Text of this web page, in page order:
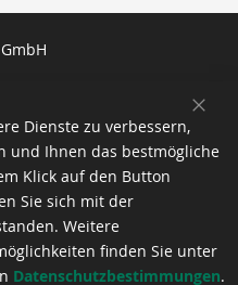
Dienste zu verbessern,
und Ihnen das bestmögliche
Klick auf den Button
Sie sich mit der
Weitere
finden Sie unter
Datenschutzbestimmungen.